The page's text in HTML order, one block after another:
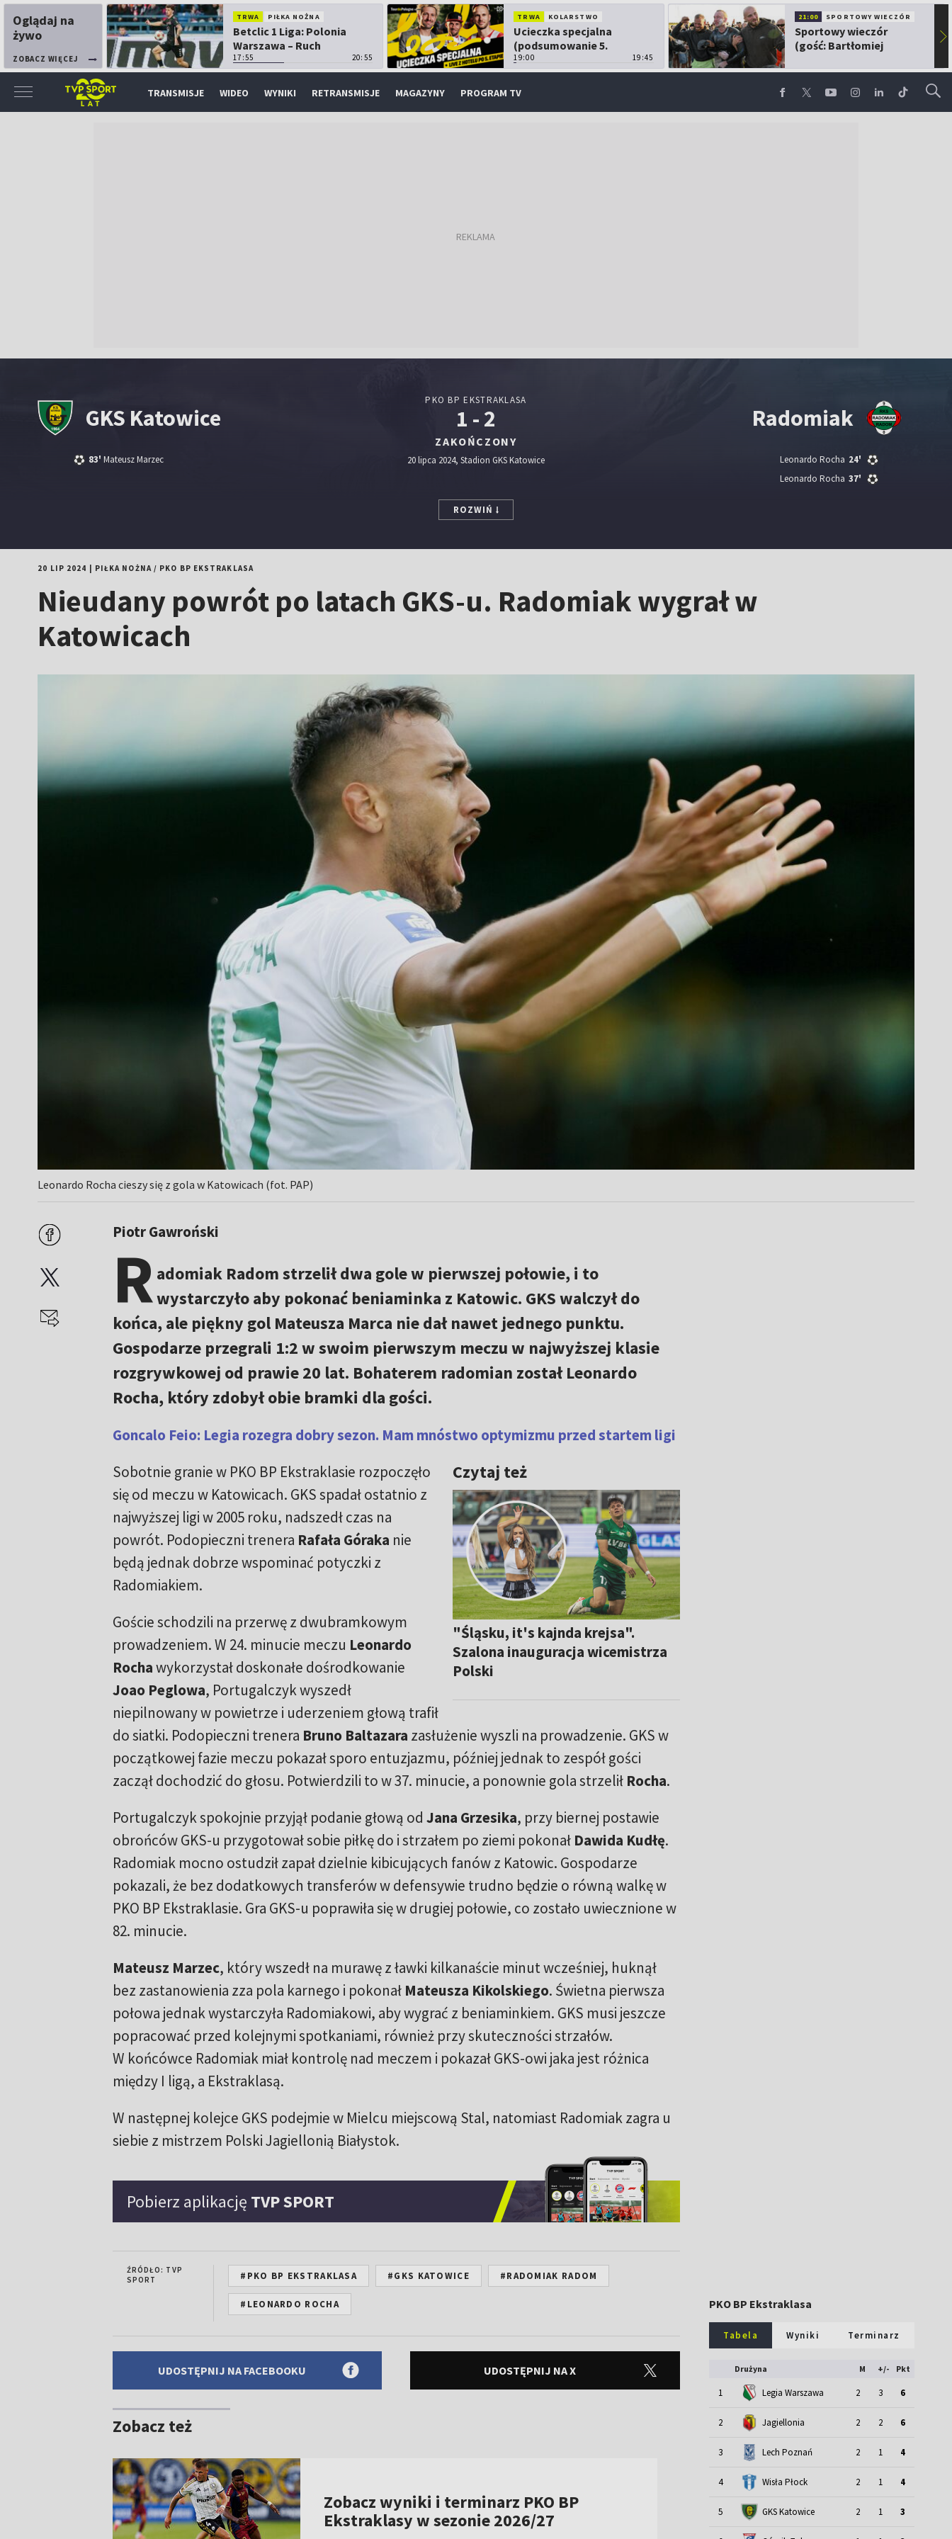
Oglądaj na
żywo
ZOBACZ WIĘCEJ
TRWA PIŁKA NOŻNA
Betclic 1 Liga: Polonia
Warszawa – Ruch
Chorzów
17:55 20:55
TRWA KOLARSTWO
Ucieczka specjalna
(podsumowanie 5.
etapu TdP)
19:00 19:45
21:00 SPORTOWY WIECZÓR
Sportowy wieczór
(gość: Bartłomiej
▶
TRANSMISJE WIDEO WYNIKI RETRANSMISJE MAGAZYNY PROGRAM TV
GKS Katowice
83' Mateusz Marzec
PKO BP EKSTRAKLASA
1 - 2
ZAKOŃCZONY
20 lipca 2024, Stadion GKS Katowice
Radomiak
24'
Leonardo Rocha
37'
Leonardo Rocha
ROZWIŃ
20 LIP 2024 PIŁKA NOŻNA/ PKO BP EKSTRAKLASA
Nieudany powrót po latach GKS-u. Radomiak wygrał w
Katowicach
Leonardo Rocha cieszy się z gola w Katowicach (fot. PAP)
Piotr Gawroński
Radomiak Radom strzelił dwa gole w pierwszej połowie, i to
wystarczyło aby pokonać beniaminka z Katowic. GKS walczył do
końca, ale piękny gol Mateusza Marca nie dał nawet jednego punktu.
Gospodarze przegrali 1:2 w swoim pierwszym meczu w najwyższej klasie
rozgrywkowej od prawie 20 lat. Bohaterem radomian został Leonardo
Rocha, który zdobył obie bramki dla gości.
Goncalo Feio: Legia rozegra dobry sezon. Mam mnóstwo optymizmu przed startem ligi
Czytaj też
"Śląsku, it's kajnda krejsa".
Szalona inauguracja wicemistrza
Polski
Sobotnie granie w PKO BP Ekstraklasie rozpoczęło
się od meczu w Katowicach. GKS spadał ostatnio z
najwyższej ligi w 2005 roku, nadszedł czas na
powrót. Podopieczni trenera Rafała Góraka nie
będą jednak dobrze wspominać potyczki z
Radomiakiem.
Goście schodzili na przerwę z dwubramkowym
prowadzeniem. W 24. minucie meczu Leonardo
Rochawykorzystał doskonałe dośrodkowanie
Joao Peglowa, Portugalczyk wyszedł
niepilnowany w powietrze i uderzeniem głową trafił
do siatki. Podopieczni trenera Bruno Baltazara zasłużenie wyszli na prowadzenie. GKS w
początkowej fazie meczu pokazał sporo entuzjazmu, później jednak to zespół gości
zaczął dochodzić do głosu. Potwierdzili to w 37. minucie, a ponownie gola strzelił Rocha.
Portugalczyk spokojnie przyjął podanie głową od Jana Grzesika, przy biernej postawie
obrońców GKS-u przygotował sobie piłkę do i strzałem po ziemi pokonał Dawida Kudłę.
Radomiak mocno ostudził zapał dzielnie kibicujących fanów z Katowic. Gospodarze
pokazali, że bez dodatkowych transferów w defensywie trudno będzie o równą walkę w
PKO BP Ekstraklasie. Gra GKS-u poprawiła się w drugiej połowie, co zostało uwiecznione w
82. minucie.
Mateusz Marzec, który wszedł na murawę z ławki kilkanaście minut wcześniej, huknął
bez zastanowienia zza pola karnego i pokonał Mateusza Kikolskiego. Świetna pierwsza
połowa jednak wystarczyła Radomiakowi, aby wygrać z beniaminkiem. GKS musi jeszcze
popracować przed kolejnymi spotkaniami, również przy skuteczności strzałów.
W końcówce Radomiak miał kontrolę nad meczem i pokazał GKS-owi jaka jest różnica
między I ligą, a Ekstraklasą.
W następnej kolejce GKS podejmie w Mielcu miejscową Stal, natomiast Radomiak zagra u
siebie z mistrzem Polski Jagiellonią Białystok.
Pobierz aplikację TVP SPORT
ŹRÓDŁO: TVP
SPORT
#PKO BP EKSTRAKLASA #GKS KATOWICE #RADOMIAK RADOM
#LEONARDO ROCHA
UDOSTĘPNIJ NA FACEBOOKU UDOSTĘPNIJ NA X
Zobacz też
Zobacz wyniki i terminarz PKO BP
Ekstraklasy w sezonie 2026/27
PKO BP Ekstraklasa
Tabela Wyniki Terminarz
Drużyna M +/- Pkt
1 Legia Warszawa 2 3 6
2 Jagiellonia 2 2 6
3 Lech Poznań 2 1 4
4 Wisła Płock 2 1 4
5 GKS Katowice 2 1 3